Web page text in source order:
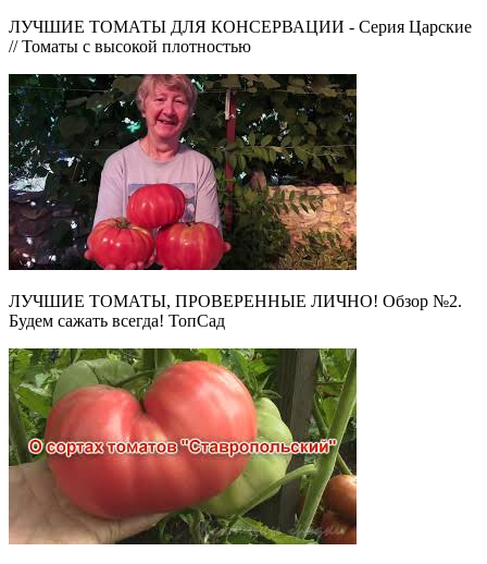
ЛУЧШИЕ ТОМАТЫ ДЛЯ КОНСЕРВАЦИИ - Серия Царские
// Томаты с высокой плотностью
ЛУЧШИЕ ТОМАТЫ, ПРОВЕРЕННЫЕ ЛИЧНО! Обзор №2.
Будем сажать всегда! ТопСад